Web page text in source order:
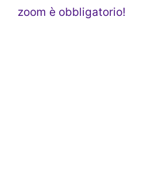
zoom è obbligatorio!